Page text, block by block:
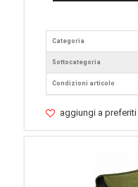
Categoria
Sottocategoria
Condizioni articolo
aggiungi a preferiti